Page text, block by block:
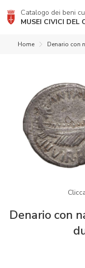
Catalogo dei beni
MUSEI CIVICI DEL
Home Denario con
Denario con